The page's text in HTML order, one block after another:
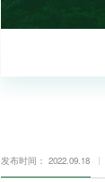
发布时间： 2022.09.18